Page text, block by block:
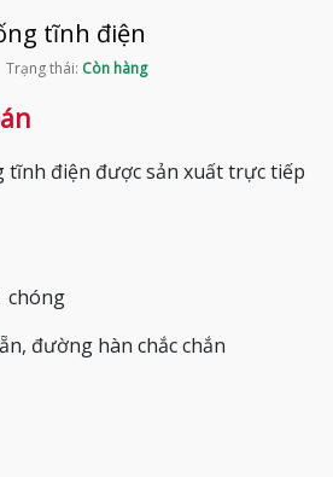
tĩnh điện
Trạng thái: Còn hàng
tĩnh điện được sản xuất trực tiếp
chóng
đường hàn chắc chắn